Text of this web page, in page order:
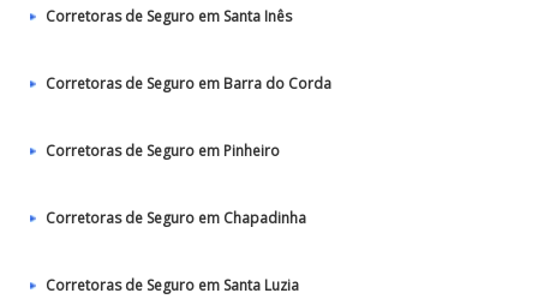
Corretoras de Seguro em Santa Inês
Corretoras de Seguro em Barra do Corda
Corretoras de Seguro em Pinheiro
Corretoras de Seguro em Chapadinha
Corretoras de Seguro em Santa Luzia